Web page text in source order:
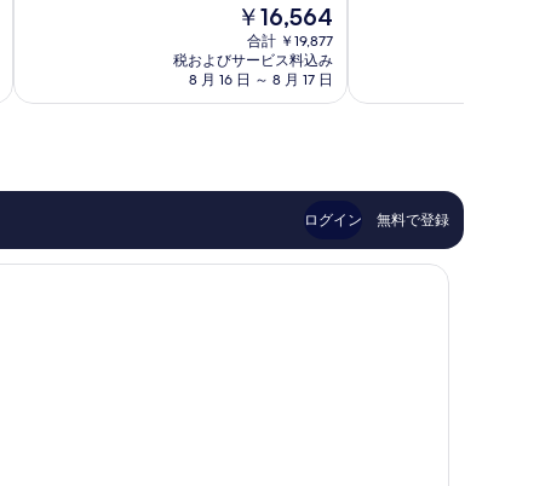
シ
ン
い、
3,185
の
現
在
の
料
金
￥16,564
合計 ￥19,877
税およびサービス料込み
8 月 16 日 ～ 8 月 17 日
ス
ン
シ
ィ
良
ミ
421
件
ログイン 無料で登録